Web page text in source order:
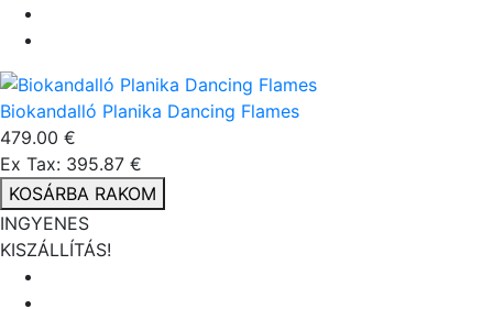
Biokandalló Planika Dancing Flames
479.00 €
Ex Tax: 395.87 €
KOSÁRBA RAKOM
INGYENES
KISZÁLLÍTÁS!